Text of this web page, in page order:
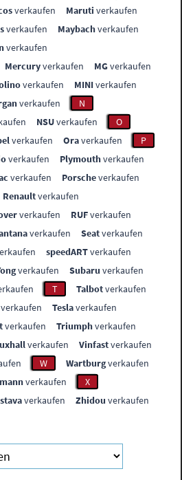
verkaufen Maruti verkaufen
verkaufen Maybachverkaufen
verkaufen
Mercuryverkaufen MGverkaufen
verkaufen MINIverkaufen
verkaufen
N
NSUverkaufen
O
verkaufen Oraverkaufen
P
verkaufen Plymouthverkaufen
verkaufen Porscheverkaufen
Renaultverkaufen
verkaufen RUFverkaufen
verkaufen Seatverkaufen
speedARTverkaufen
verkaufen Subaru verkaufen
T Talbotverkaufen
verkaufen Teslaverkaufen
verkaufen Triumphverkaufen
verkaufen Vinfastverkaufen
W Wartburgverkaufen
verkaufen
X
verkaufen Zhidou verkaufen